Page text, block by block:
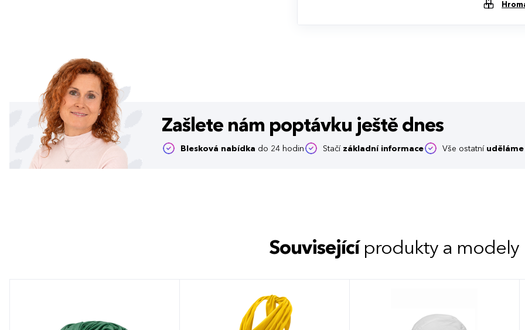
Zašlete nám poptávku ještě dnes
Blesková nabídka do 24 hodin Stačí základní informace Vše ostatní uděláme
Související produkty a modely